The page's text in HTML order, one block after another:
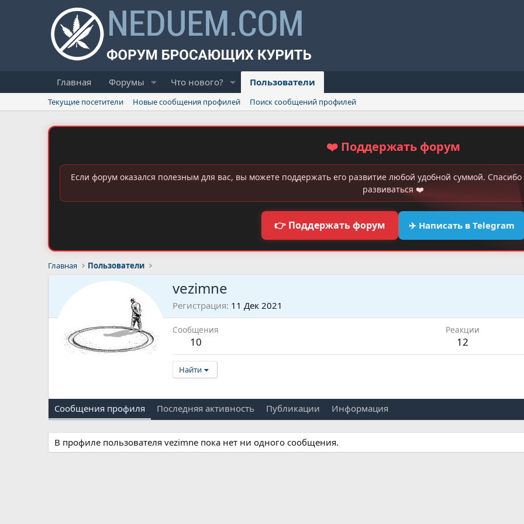
Главная Форумы Что нового? Пользователи
Текущие посетители Новые сообщения профилей Поиск сообщений профилей
❤️ Поддержать форум
Если форум оказался полезным для вас, вы можете поддержать его развитие любой удобной суммой. Спасибо
развиваться ❤️
👉 Поддержать форум ✈️ Написать в Telegram
Главная Пользователи
vezimne
Регистрация 11 Дек 2021
Сообщения
10
Реакции
12
Найти
Сообщения профиля Последняя активность Публикации Информация
В профиле пользователя vezimne пока нет ни одного сообщения.